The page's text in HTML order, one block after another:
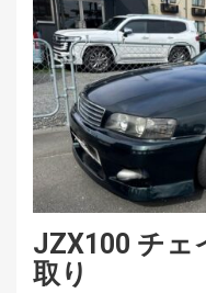
JZX100 チェ
取り